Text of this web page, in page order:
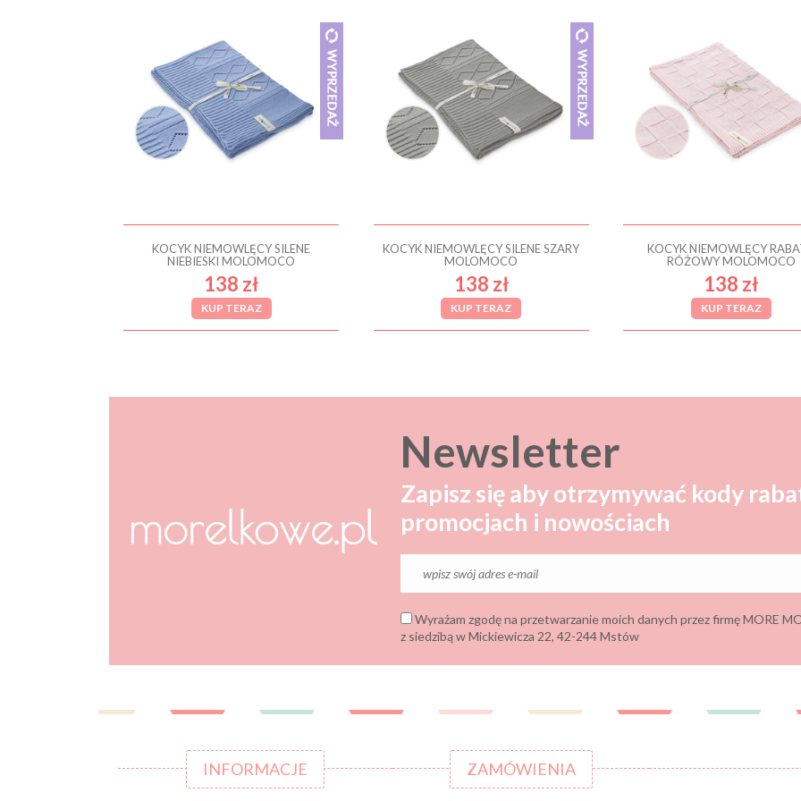
KOCYK NIEMOWLĘCY SILENE
NIEBIESKI MOLOMOCO
138 zł
KUP TERAZ
KOCYK NIEMOWLĘCY SILENE SZARY
MOLOMOCO
138 zł
KUP TERAZ
KOCYK NIEMOWLĘCY
RÓŻOWY MOLOMOCO
138 zł
KUP TERAZ
Newsletter
Zapisz się aby otrzymywać kody
promocjach i nowościach
Wyrażam zgodę na przetwarzanie moich danych przez firmę MORE
z siedzibą w Mickiewicza 22, 42-244 Mstów
INFORMACJE ZAMÓWIENIA